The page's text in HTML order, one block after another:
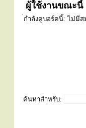
ผู้ใช้งานขณะนี้
กำลังดูบอร์ดนี้: ไม่มี
ค้นหาสำหรับ: